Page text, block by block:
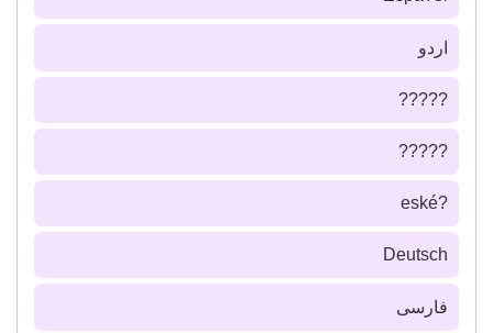
اردو
?????
?????
?eské
Deutsch
فارسى